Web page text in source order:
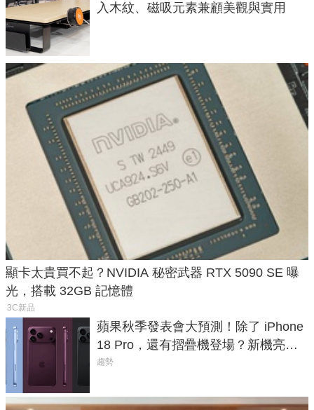
入木紋、磁吸元素兼顧美觀與實用
顯卡太貴買不起？NVIDIA 秘密武器 RTX 5090 SE 曝
光，搭載 32GB 記憶體
3C新品
蘋果秋季發表會大預測！除了 iPhone
18 Pro，還有摺疊機登場？新機亮點
預測一次看
趨勢